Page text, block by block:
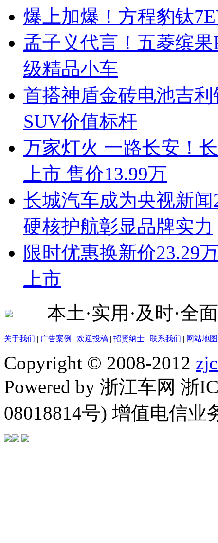
爆上加爆！方程豹钛
孟子义代言！五菱缤
级精品小车
首搭神盾金砖电池吉
SUV价值标杆
万家灯火 一路长安！
上市 售价13.99万
长城汽车成为央视新
硬核护航彰显品牌实力
限时优惠换新价23.29
上市
本土·实用·及时·全
关于我们 | 广告案例 | 欢迎投稿 | 招贤纳士 | 联系我们 | 网站地图
Copyright © 2008-2012
Powered by 浙江车网 浙
08018814号) 增值电信业